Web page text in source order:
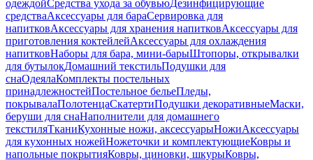
одеждойСредства ухода за обувьюДезинфицирующие
средстваАксессуары для бараСервировка для
напитковАксессуары для хранения напитковАксессуары для
приготовления коктейлейАксессуары для охлаждения
напитковНаборы для бара, мини-барыШтопоры, открывалки
для бутылокДомашний текстильПодушки для
снаОдеялаКомплекты постельных
принадлежностейПостельное бельеПледы,
покрывалаПолотенцаСкатертиПодушки декоративныеМаски,
беруши для снаНаполнители для домашнего
текстиляТканиКухонные ножи, аксессуарыНожиАксессуары
для кухонных ножейНожеточки и комплектующиеКовры и
напольные покрытияКовры, циновки, шкурыКовры,